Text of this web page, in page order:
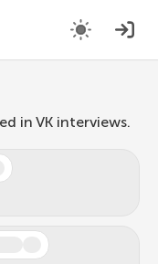
in VK interviews.